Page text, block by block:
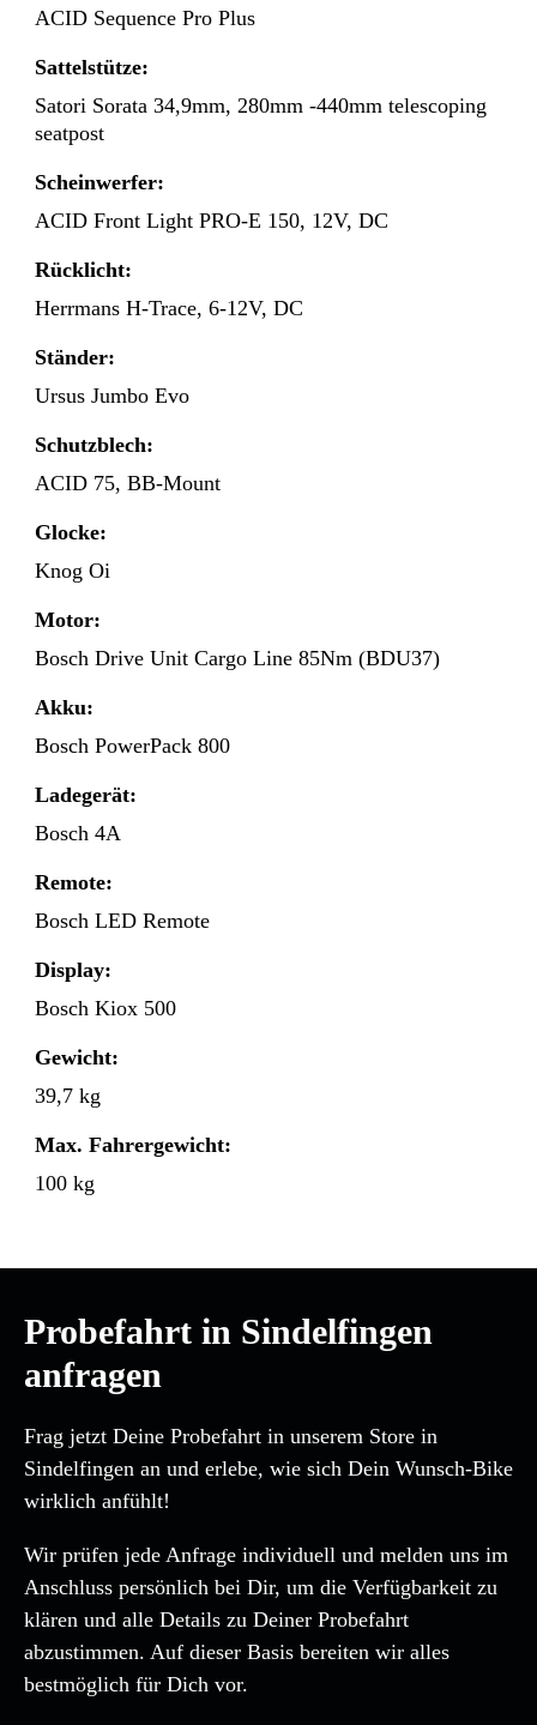
ACID Sequence Pro Plus
Sattelstütze:
Satori Sorata 34,9mm, 280mm -440mm telescoping
seatpost
Scheinwerfer:
ACID Front Light PRO-E 150, 12V, DC
Rücklicht:
Herrmans H-Trace, 6-12V, DC
Ständer:
Ursus Jumbo Evo
Schutzblech:
ACID 75, BB-Mount
Glocke:
Knog Oi
Motor:
Bosch Drive Unit Cargo Line 85Nm (BDU37)
Akku:
Bosch PowerPack 800
Ladegerät:
Bosch 4A
Remote:
Bosch LED Remote
Display:
Bosch Kiox 500
Gewicht:
39,7 kg
Max. Fahrergewicht:
100 kg
Probefahrt in Sindelfingen
anfragen
Frag jetzt Deine Probefahrt in unserem Store in
Sindelfingen an und erlebe, wie sich Dein Wunsch-Bike
wirklich anfühlt!
Wir prüfen jede Anfrage individuell und melden uns im
Anschluss persönlich bei Dir, um die Verfügbarkeit zu
klären und alle Details zu Deiner Probefahrt
abzustimmen. Auf dieser Basis bereiten wir alles
bestmöglich für Dich vor.